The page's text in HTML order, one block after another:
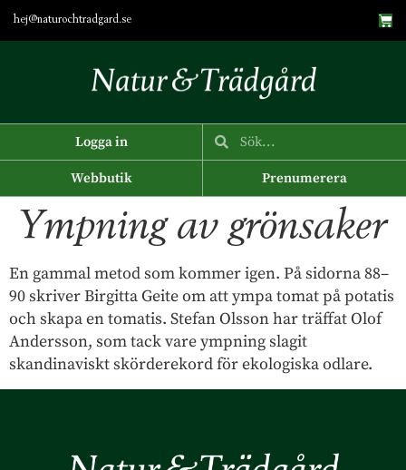
hej@naturochtradgard.se
Logga in
Webbutik Prenumerera
Ympning av grönsaker
En gammal metod som kommer igen. På sidorna 88–
90 skriver Birgitta Geite om att ympa tomat på potatis
och skapa en tomatis. Stefan Olsson har träffat Olof
Andersson, som tack vare ympning slagit
skandinaviskt skörderekord för ekologiska odlare.